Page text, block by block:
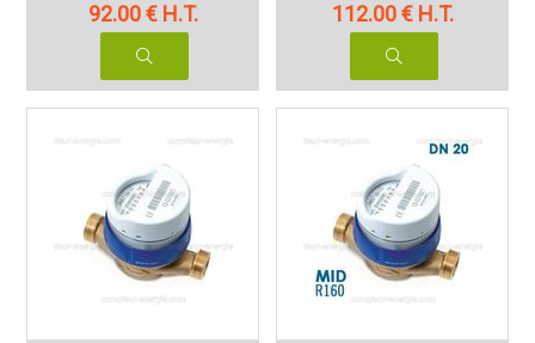
92.00 € H.T. 112.00 € H.T.